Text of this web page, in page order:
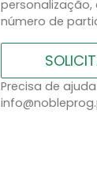
número de
Precisa de